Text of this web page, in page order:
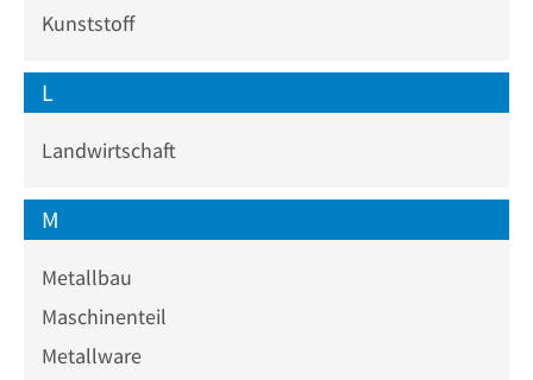
Kunststoff
L
Landwirtschaft
M
Metallbau
Maschinenteil
Metallware